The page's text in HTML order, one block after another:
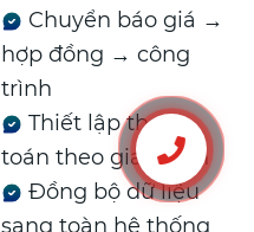
Chuyển báo giá →
hợp đồng → công
trình
Thiết lập thanh
toán theo giai đoạn
Đồng bộ dữ liệu
sang toàn hệ thống